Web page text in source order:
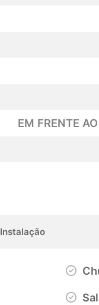
EM FRENTE
Instalação